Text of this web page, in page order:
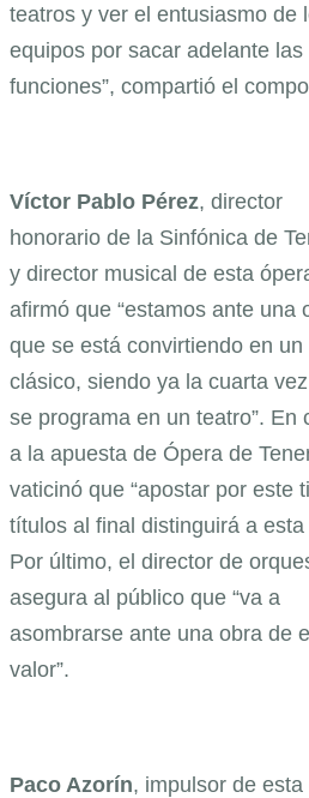
teatros y ver el entusiasmo de
equipos por sacar adelante las
funciones”, compartió el
Víctor Pablo Pérez, director
honorario de la Sinfónica de
y director musical de esta
afirmó que “estamos ante una
que se está convirtiendo en un
clásico, siendo ya la cuarta
se programa en un teatro”. En
a la apuesta de Ópera de
vaticinó que “apostar por este
títulos al final distinguirá a esta
Por último, el director de
asegura al público que “va a
asombrarse ante una obra de
valor”.
Paco Azorín, impulsor de esta